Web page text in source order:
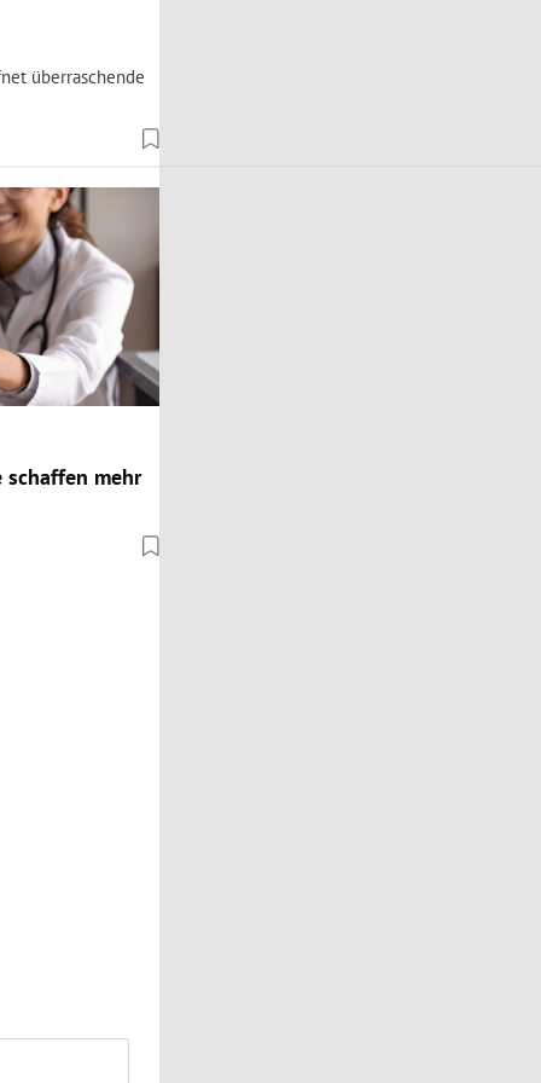
überraschende
schaffen mehr